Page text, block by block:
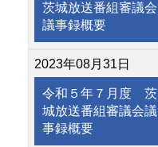
茨城放送番組審議会
議事録概要
2023年08月31日
令和５年７月度 茨
城放送番組審議会議
事録概要